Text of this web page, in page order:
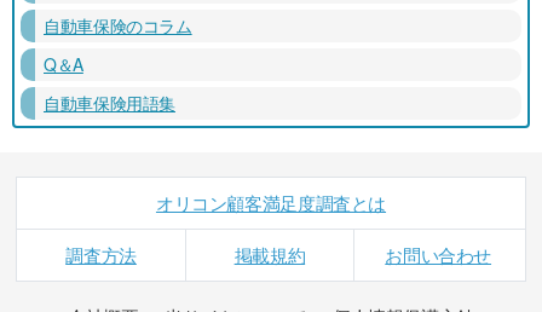
自動車保険のコラム
Q＆A
自動車保険用語集
オリコン顧客満足度調査とは
調査方法 掲載規約 お問い合わせ